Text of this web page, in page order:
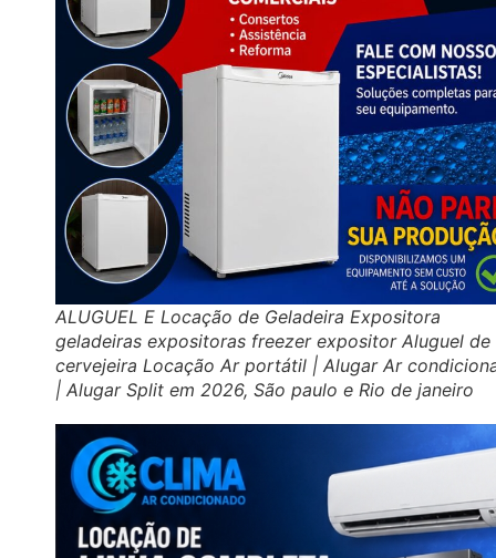
ALUGUEL E Locação de Geladeira Expositora
geladeiras expositoras freezer expositor Aluguel de
cervejeira Locação Ar portátil | Alugar Ar
| Alugar Split em 2026, São paulo e Rio de janeiro